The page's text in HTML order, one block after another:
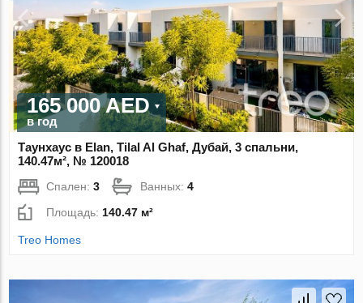
165 000 AED
в год
Таунхаус в Elan, Tilal Al Ghaf, Дубай, 3 спальни,
140.47м², № 120018
Спален:3 Ванных:4
Площадь: 140.47 м²
Treo Homes